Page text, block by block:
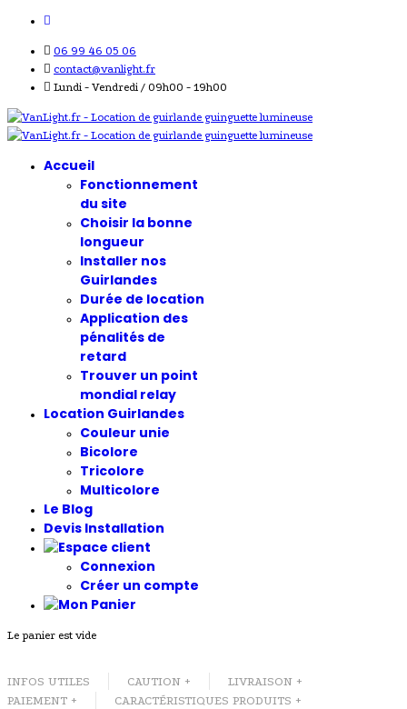
06 99 46 05 06
contact@vanlight.fr
Lundi - Vendredi / 09h00 - 19h00
Accueil
Fonctionnement
du site
Choisir la bonne
longueur
Installer nos
Guirlandes
Durée de location
Application des
pénalités de
retard
Trouver un point
mondial relay
Location Guirlandes
Couleur unie
Bicolore
Tricolore
Multicolore
Le Blog
Devis Installation
Connexion
Créer un compte
Le panier est vide
INFOS UTILES CAUTION +
LIVRAISON +
PAIEMENT +
CARACTÉRISTIQUES PRODUITS +